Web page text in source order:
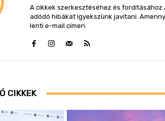
A cikkek szerkesztéséhez és fordításához
adódó hibákat igyekszünk javítani.
lenti e-mail címen.
CIKKEK